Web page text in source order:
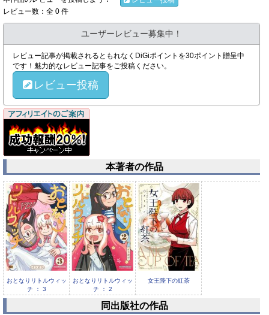
レビュー数：全 0 件
ユーザーレビュー募集中！
レビュー記事が掲載されるともれなくDiGiポイントを30ポイント贈呈中
です！魅力的なレビュー記事をご投稿ください。
レビュー投稿
本著者の作品
おとなりリトルウィッ
チ ： 3
おとなりリトルウィッ
チ ： 2
女王陛下の紅茶
同出版社の作品